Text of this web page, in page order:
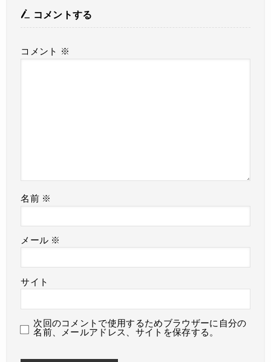
コメントする
コメント ※
名前 ※
メール ※
サイト
次回のコメントで使用するためブラウザーに自分の
名前、メールアドレス、サイトを保存する。